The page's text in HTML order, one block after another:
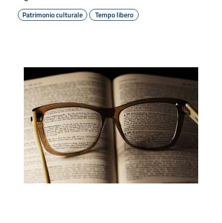
Patrimonio culturale
Tempo libero